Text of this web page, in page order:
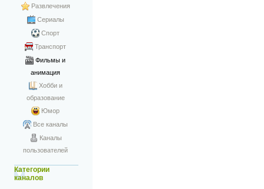
Развлечения
Сериалы
Спорт
Транспорт
Фильмы и
анимация
Хобби и
образование
Юмор
Все каналы
Каналы
пользователей
Категории
каналов